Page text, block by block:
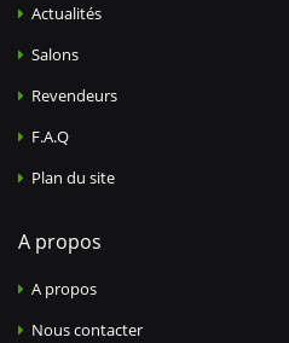
Actualités
Salons
Revendeurs
F.A.Q
Plan du site
A propos
A propos
Nous contacter